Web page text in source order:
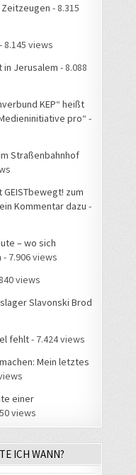
- 8.315
- 8.145 views
in Jerusalem - 8.088
KEP“ heißt
pro“ -
Straßenbahnhof
zum
Kommentar dazu -
– wo sich
- 7.906 views
views
Slavonski Brod
fehlt- 7.424 views
Mein letztes
einer
views
ICH WANN?